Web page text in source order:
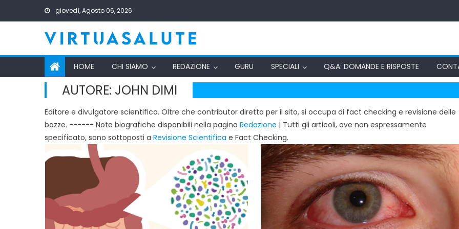
giovedì, Agosto 06, 2026
HOME CHI SIAMO REDAZIONE GURU SPECIALI Q&A: DOMANDE E RISPOSTE
AUTORE: JOHN DIMI
Editore e divulgatore scientifico. Oltre che contributor diretto per il sito, si occupa di fact checking e revisione delle
bozze. ------ Note biografiche disponibili nella pagina Redazione | Tutti gli articoli, ove non espressamente
specificato, sono sottoposti a Revisione Scientifica e Fact Checking.